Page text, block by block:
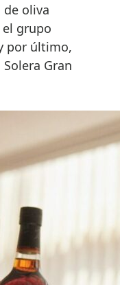
de oliva
grupo
por último,
Gran